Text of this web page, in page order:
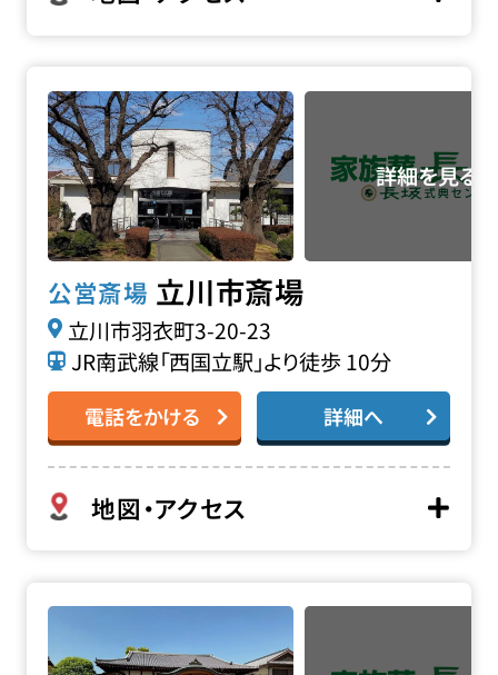
公営斎場 立川市斎場
立川市羽衣町3-20-23
JR南武線「西国立駅」より徒歩 10分
電話をかける 詳細へ
地図・アクセス
長徳寺の詳細へ